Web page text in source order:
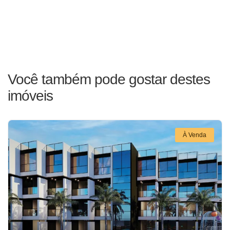
Você também pode gostar destes
imóveis
À Venda